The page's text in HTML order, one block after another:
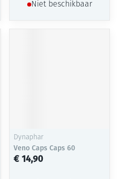
Niet beschikbaar
Dynaphar
Veno Caps Caps 60
€ 14,90